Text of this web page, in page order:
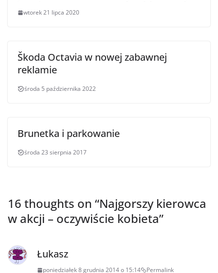
wtorek 21 lipca 2020
Škoda Octavia w nowej zabawnej
reklamie
środa 5 października 2022
Brunetka i parkowanie
środa 23 sierpnia 2017
16 thoughts on “Najgorszy kierowca
w akcji – oczywiście kobieta”
Łukasz
poniedziałek 8 grudnia 2014 o 15:14 Permalink